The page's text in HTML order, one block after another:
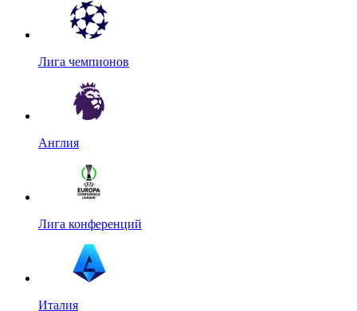
Лига чемпионов
Англия
Лига конференций
Италия